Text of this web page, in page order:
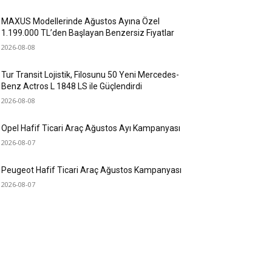
MAXUS Modellerinde Ağustos Ayına Özel
1.199.000 TL’den Başlayan Benzersiz Fiyatlar
2026-08-08
Tur Transit Lojistik, Filosunu 50 Yeni Mercedes-
Benz Actros L 1848 LS ile Güçlendirdi
2026-08-08
Opel Hafif Ticari Araç Ağustos Ayı Kampanyası
2026-08-07
Peugeot Hafif Ticari Araç Ağustos Kampanyası
2026-08-07